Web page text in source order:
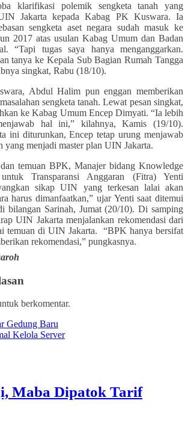
klarifikasi polemik sengketa tanah yang
Jakarta kepada Kabag PK Kuswara. Ia
sengketa aset negara sudah masuk ke
2017 atas usulan Kabag Umum dan Badan
“Tapi tugas saya hanya menganggarkan.
tanya ke Kepala Sub Bagian Rumah Tangga
singkat, Rabu (18/10).
Abdul Halim pun enggan memberikan
sengketa tanah. Lewat pesan singkat,
ke Kabag Umum Encep Dimyati. “Ia lebih
hal ini,” kilahnya, Kamis (19/10).
ini diturunkan, Encep tetap urung menjawab
yang menjadi master plan UIN Jakarta.
temuan BPK, Manajer bidang Knowledge
Transparansi Anggaran (Fitra) Yenti
sikap UIN yang terkesan lalai akan
harus dimanfaatkan,” ujar Yenti saat ditemui
bilangan Sarinah, Jumat (20/10). Di samping
UIN Jakarta menjalankan rekomendasi dari
temuan di UIN Jakarta. “BPK hanya bersifat
rekomendasi,” pungkasnya.
berkomentar.
Gedung Baru
Kelola Server
Maba Dipatok Tarif